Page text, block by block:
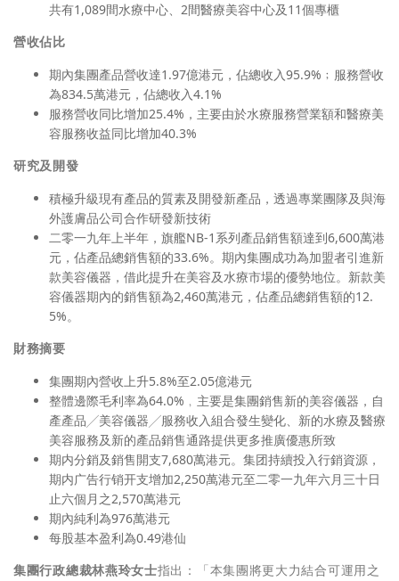
共有1,089間水療中心、2間醫療美容中心及11個專櫃
營收佔比
期內集團產品營收達1.97億港元，佔總收入95.9%﹔服務營收
為834.5萬港元，佔總收入4.1%
服務營收同比增加25.4%，主要由於水療服務營業額和醫療美
容服務收益同比增加40.3%
研究及開發
積極升級現有產品的質素及開發新產品，透過專業團隊及與海
外護膚品公司合作研發新技術
二零一九年上半年，旗艦NB-1系列產品銷售額達到6,600萬港
元，佔產品總銷售額的33.6%。期內集團成功為加盟者引進新
款美容儀器，借此提升在美容及水療市場的優勢地位。新款美
容儀器期內的銷售額為2,460萬港元，佔產品總銷售額的12.
5%。
財務摘要
集團期內營收上升5.8%至2.05億港元
整體邊際毛利率為64.0%﹐主要是集團銷售新的美容儀器，自
產產品╱美容儀器╱服務收入組合發生變化、新的水療及醫療
美容服務及新的產品銷售通路提供更多推廣優惠所致
期内分銷及銷售開支7,680萬港元。集团持續投入行銷資源，
期内广告行销开支增加2,250萬港元至二零一九年六月三十日
止六個月之2,570萬港元
期內純利為976萬港元
每股基本盈利為0.49港仙
集團行政總裁林燕玲女士指出：「本集團將更大力結合可運用之